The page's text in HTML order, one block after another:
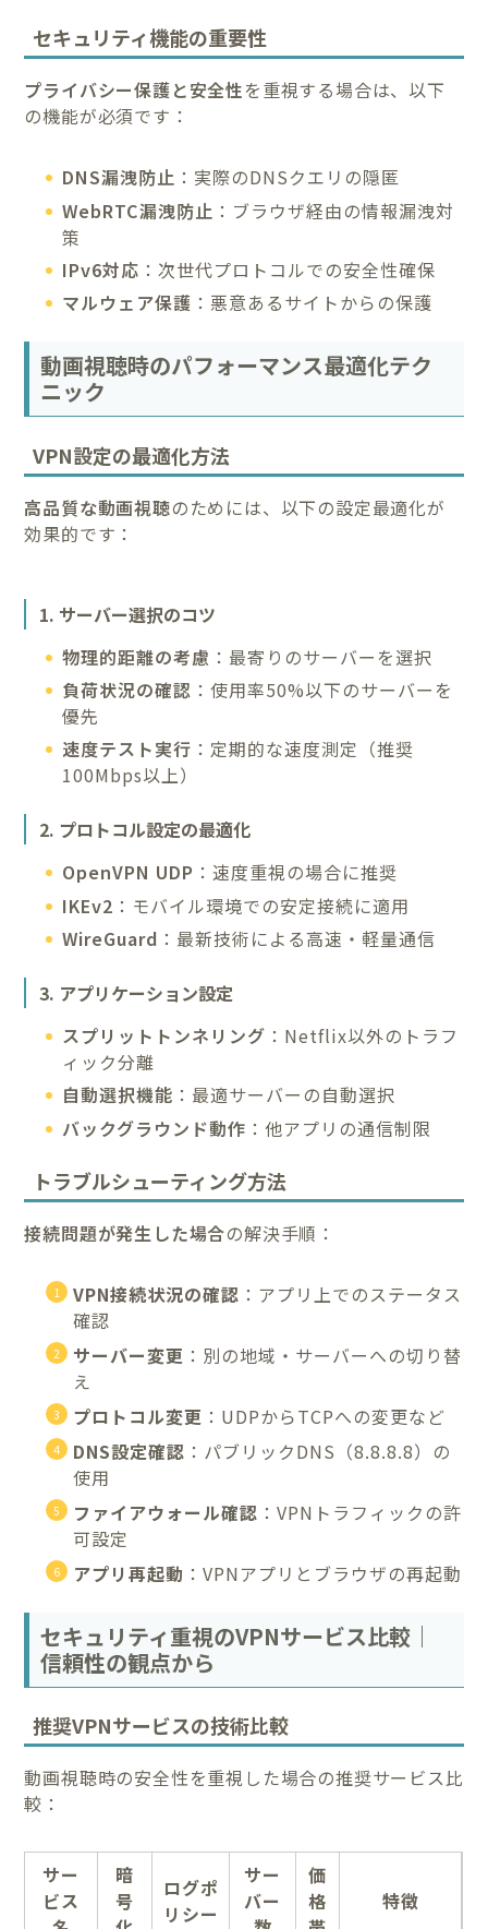
セキュリティ機能の重要性
プライバシー保護と安全性を重視する場合は、以下
の機能が必須です：
DNS漏洩防止 ：実際のDNSクエリの隠匿
WebRTC漏洩防止 ：ブラウザ経由の情報漏洩対
策
IPv6対応 ：次世代プロトコルでの安全性確保
マルウェア保護 ：悪意あるサイトからの保護
動画視聴時のパフォーマンス最適化テク
ニック
VPN設定の最適化方法
高品質な動画視聴のためには、以下の設定最適化が
効果的です：
1. サーバー選択のコツ
物理的距離の考慮 ：最寄りのサーバーを選択
負荷状況の確認 ：使用率50%以下のサーバーを
優先
速度テスト実行 ：定期的な速度測定（推奨
100Mbps以上）
2. プロトコル設定の最適化
OpenVPN UDP ：速度重視の場合に推奨
IKEv2 ：モバイル環境での安定接続に適用
WireGuard ：最新技術による高速・軽量通信
3. アプリケーション設定
スプリットトンネリング ：Netflix以外のトラフ
ィック分離
自動選択機能 ：最適サーバーの自動選択
バックグラウンド動作 ：他アプリの通信制限
トラブルシューティング方法
接続問題が発生した場合の解決手順：
VPN接続状況の確認 ：アプリ上でのステータス
確認
サーバー変更 ：別の地域・サーバーへの切り替
え
プロトコル変更 ：UDPからTCPへの変更など
DNS設定確認 ：パブリックDNS（8.8.8.8）の
使用
ファイアウォール確認 ：VPNトラフィックの許
可設定
アプリ再起動 ：VPNアプリとブラウザの再起動
セキュリティ重視のVPNサービス比較｜
信頼性の観点から
推奨VPNサービスの技術比較
動画視聴時の安全性を重視した場合の推奨サービス比
較：
サー
ビス
暗
号
ログポ
リシー
サー
バー
価
格
特徴